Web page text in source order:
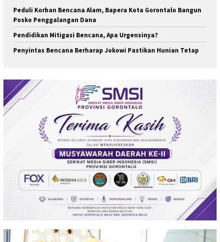
Peduli Korban Bencana Alam, Bapera Kota Gorontalo Bangun
Posko Penggalangan Dana
Pendidikan Mitigasi Bencana, Apa Urgensinya?
Penyintas Bencana Berharap Jokowi Pastikan Hunian Tetap